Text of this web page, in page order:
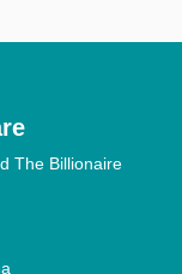
The Billionaire